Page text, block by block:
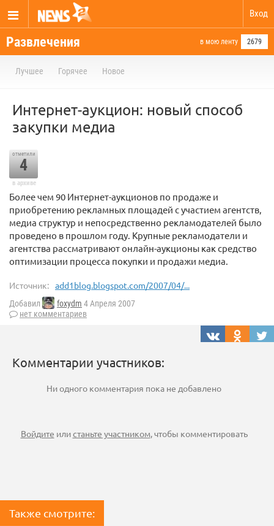
Вход
Развлечения в мою ленту 2679
Лучшее Горячее Новое
Интернет-аукцион: новый способ
закупки медиа
отметили
4
в архиве
Более чем 90 Интернет-аукционов по продаже и
приобретению рекламных площадей с участием агентств,
медиа структур и непосредственно рекламодателей было
проведено в прошлом году. Крупные рекламодатели и
агентства рассматривают онлайн-аукционы как средство
оптимизации процесса покупки и продажи медиа.
Источник: add1blog.blogspot.com/2007/04/...
Добавил foxydm 4 Апреля 2007
нет комментариев
Комментарии участников:
Ни одного комментария пока не добавлено
Войдите илистаньте участником, чтобы комментировать
Также смотрите: